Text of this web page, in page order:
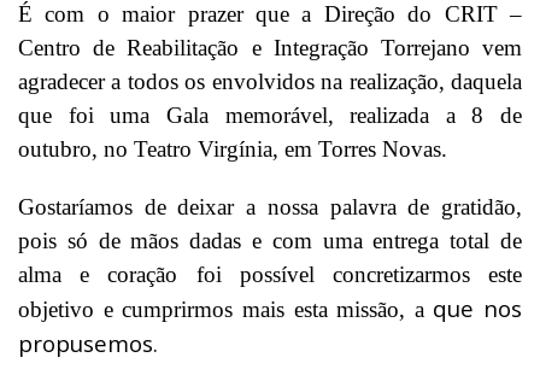
É com o maior prazer que a Direção do CRIT –
Centro de Reabilitação e Integração Torrejano vem
agradecer a todos os envolvidos na realização, daquela
que foi uma Gala memorável, realizada a 8 de
outubro, no Teatro Virgínia, em Torres Novas.
Gostaríamos de deixar a nossa palavra de gratidão,
pois só de mãos dadas e com uma entrega total de
alma e coração foi possível concretizarmos este
objetivo e cumprirmos mais esta missão, a que nos
propusemos.